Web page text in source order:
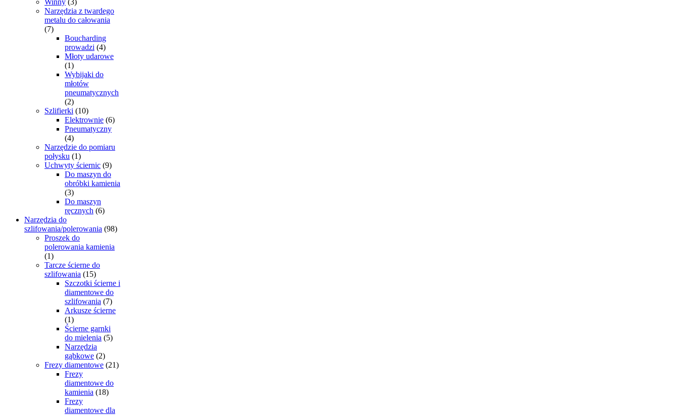
Winny (3)
Narzędzia z twardego
metalu do całowania
(7)
Boucharding
prowadzi (4)
Młoty udarowe
(1)
Wybijaki do
młotów
pneumatycznych
(2)
Szlifierki (10)
Elektrownie (6)
Pneumatyczny
(4)
Narzędzie do pomiaru
połysku (1)
Uchwyty ściernic (9)
Do maszyn do
obróbki kamienia
(3)
Do maszyn
ręcznych (6)
Narzędzia do
szlifowania/polerowania (98)
Proszek do
polerowania kamienia
(1)
Tarcze ścierne do
szlifowania (15)
Szczotki ścierne i
diamentowe do
szlifowania (7)
Arkusze ścierne
(1)
Ścierne garnki
do mielenia (5)
Narzędzia
gąbkowe (2)
Frezy diamentowe (21)
Frezy
diamentowe do
kamienia (18)
Frezy
diamentowe dla